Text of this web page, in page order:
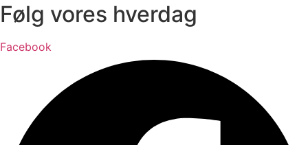
Følg vores hverdag
Facebook